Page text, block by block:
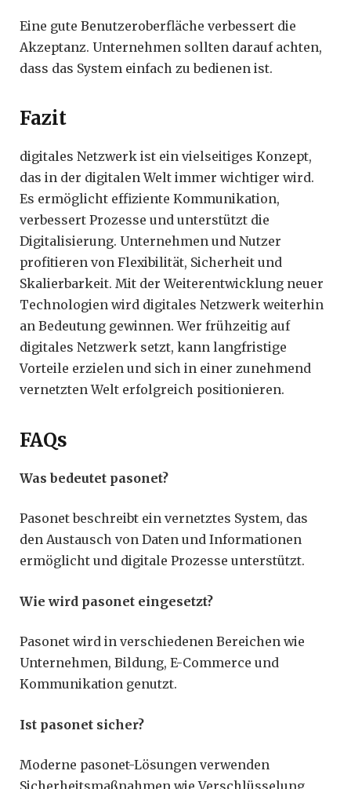
Eine gute Benutzeroberfläche verbessert die
Akzeptanz. Unternehmen sollten darauf achten,
dass das System einfach zu bedienen ist.
Fazit
digitales Netzwerk ist ein vielseitiges Konzept,
das in der digitalen Welt immer wichtiger wird.
Es ermöglicht effiziente Kommunikation,
verbessert Prozesse und unterstützt die
Digitalisierung. Unternehmen und Nutzer
profitieren von Flexibilität, Sicherheit und
Skalierbarkeit. Mit der Weiterentwicklung neuer
Technologien wird digitales Netzwerk weiterhin
an Bedeutung gewinnen. Wer frühzeitig auf
digitales Netzwerk setzt, kann langfristige
Vorteile erzielen und sich in einer zunehmend
vernetzten Welt erfolgreich positionieren.
FAQs
Was bedeutet pasonet?
Pasonet beschreibt ein vernetztes System, das
den Austausch von Daten und Informationen
ermöglicht und digitale Prozesse unterstützt.
Wie wird pasonet eingesetzt?
Pasonet wird in verschiedenen Bereichen wie
Unternehmen, Bildung, E-Commerce und
Kommunikation genutzt.
Ist pasonet sicher?
Moderne pasonet-Lösungen verwenden